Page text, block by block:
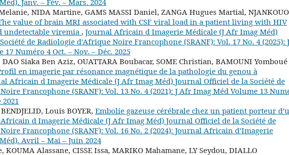
NIDA Martine, GAMS MASSI Daniel, ZANGA Hugues Martial, NJANKOUO
value of brain MRI associated with CSF viral load in a patient living with HIV
viremia , Journal Africain d Imagerie Médicale (J Afr Imag Méd)
de Radiologie d’Afrique Noire Francophone (SRANF): Vol. 17 No. 4 (2025): J
Numéro 4 Oct. – Nov. – Déc. 2025
Siaka Ben Aziz, OUATTARA Boubacar, SOME Christian, BAMOUNI Yomboué
en imagerie par résonance magnétique de la pathologie du genou à
Africain d Imagerie Médicale (J Afr Imag Méd) Journal Officiel de la Société de
Francophone (SRANF): Vol. 13 No. 4 (2021): J Afr Imag Méd Volume 13
Louis BOYER, Embolie gazeuse cérébrale chez un patient porteur
d Imagerie Médicale (J Afr Imag Méd) Journal Officiel de la Société de
Francophone (SRANF): Vol. 16 No. 2 (2024): Journal Africain d’Imagerie
Avril – Mai – Juin 2024
KOUMA Alassane, CISSE Issa, MARIKO Mahamane, LY Seydou, DIALLO